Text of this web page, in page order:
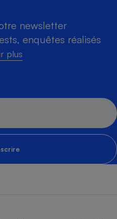
newsletter
enquêtes réalisés
plus